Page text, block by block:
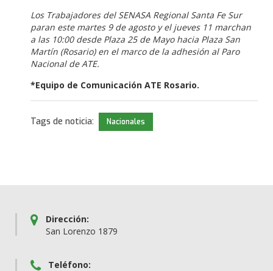
Los Trabajadores del SENASA Regional Santa Fe Sur
paran este martes 9 de agosto y el jueves 11 marchan
a las 10:00 desde Plaza 25 de Mayo hacia Plaza San
Martín (Rosario) en el marco de la adhesión al Paro
Nacional de ATE.
*Equipo de Comunicación ATE Rosario.
Tags de noticia: Nacionales
Dirección:
San Lorenzo 1879
Teléfono: